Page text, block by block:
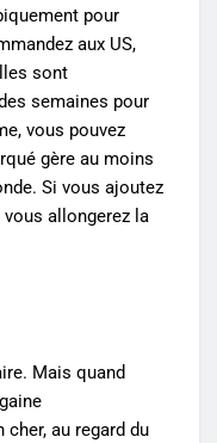
pour
aux US,
sont
semaines pour
vous pouvez
gère au moins
Si vous ajoutez
allongerez la
Mais quand
au regard du